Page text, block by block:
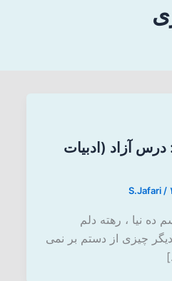
درس آزاد (ادبیات
S.Jafari /
نیا ، رهته دلم
چیزی از دستم بر نمی